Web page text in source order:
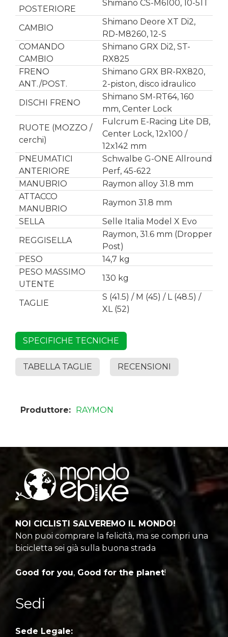
POSTERIORE
Shimano CS-M6100, 10-51T
CAMBIO
Shimano Deore XT Di2,
RD-M8260, 12-S
COMANDO
CAMBIO
Shimano GRX Di2, ST-
RX825
FRENO
ANT./POST.
Shimano GRX BR-RX820,
2-piston, disco idraulico
DISCHI FRENO
Shimano SM-RT64, 160
mm, Center Lock
RUOTE (MOZZO /
cerchi)
Fulcrum E-Racing Lite DB,
Center Lock, 12x100 /
12x142 mm
PNEUMATICI
ANTERIORE
Schwalbe G-ONE Allround
Perf, 45-622
MANUBRIO
Raymon alloy 31.8 mm
ATTACCO
MANUBRIO
Raymon 31.8 mm
SELLA
Selle Italia Model X Evo
REGGISELLA
Raymon, 31.6 mm (Dropper
Post)
PESO
14,7 kg
PESO MASSIMO
UTENTE
130 kg
TAGLIE
S (41.5) / M (45) / L (48.5) /
XL (52)
SPECIFICHE TECNICHE
TABELLA TAGLIE RECENSIONI
Produttore: RAYMON
NOI CICLISTI SALVEREMO IL MONDO!
Non puoi comprare la felicità, ma se compri una
bicicletta sei già sulla buona strada
Good for you, Good for the planet!
Sedi
Sede Legale: